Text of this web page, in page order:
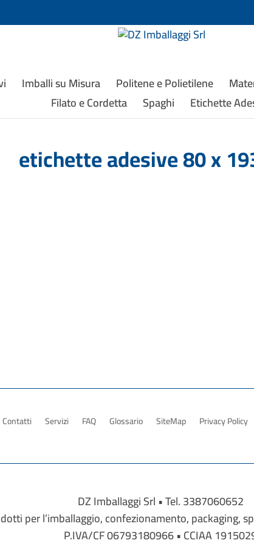
Imballi su Misura Politene e Polietilene
Filato e Cordetta
Spaghi Etichette
etichette adesive 80 x
Contatti Servizi FAQ Glossario SiteMap Privacy Policy
DZ Imballaggi Srl • Tel. 3387060652
per l’imballaggio, confezionamento, packaging,
P.IVA/CF 06793180966 • CCIAA